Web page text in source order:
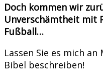
Doch kommen wir
Unverschämtheit mit
Fußball…
Lassen Sie es mich
Bibel beschreiben!